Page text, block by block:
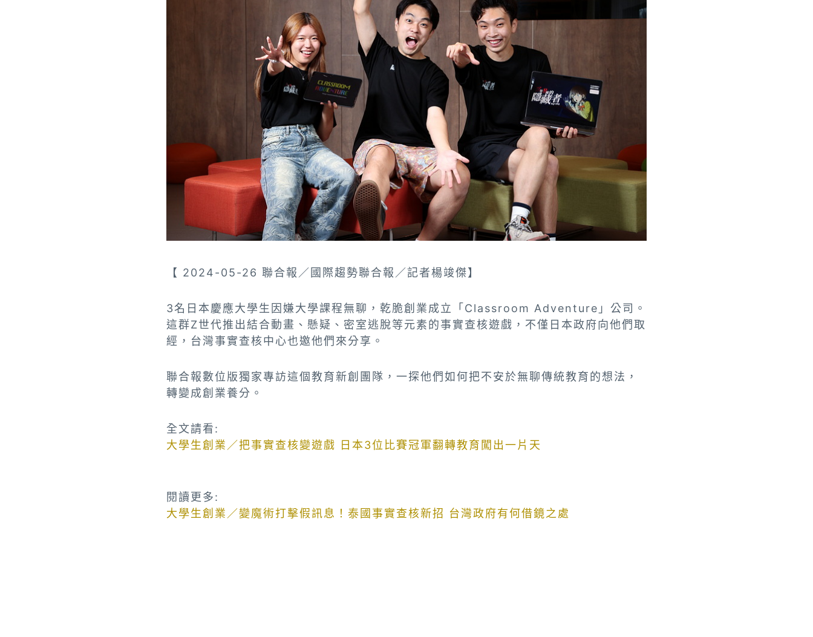
【 2024-05-26 聯合報／國際趨勢聯合報／記者楊竣傑】
3名日本慶應大學生因嫌大學課程無聊，乾脆創業成立「Classroom Adventure」公司。
這群Z世代推出結合動畫、懸疑、密室逃脫等元素的事實查核遊戲，不僅日本政府向他們取
經，台灣事實查核中心也邀他們來分享。
聯合報數位版獨家專訪這個教育新創團隊，一探他們如何把不安於無聊傳統教育的想法，
轉變成創業養分。
全文請看:
大學生創業／把事實查核變遊戲 日本3位比賽冠軍翻轉教育闖出一片天
閱讀更多:
大學生創業／變魔術打擊假訊息！泰國事實查核新招 台灣政府有何借鏡之處